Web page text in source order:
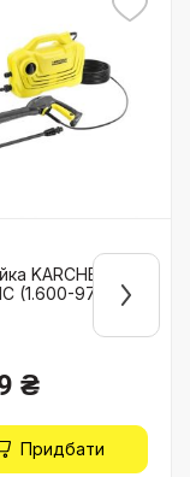
KARCHER K 2
(1.600-979.0)
₴
Придбати